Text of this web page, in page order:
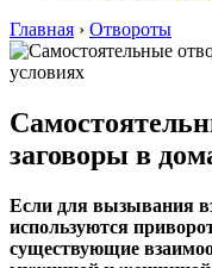
Главная › Отвороты
заговоры в
Если для вызывания
используются
существующие